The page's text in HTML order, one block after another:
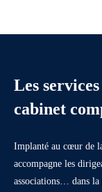
Les
cabinet
Implanté au cœur de
accompagne les
associations… dans